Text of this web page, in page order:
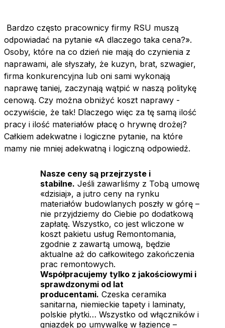
Bardzo często pracownicy firmy RSU muszą
odpowiadać na pytanie «A dlaczego taka cena?».
Osoby, które na co dzień nie mają do czynienia z
naprawami, ale słyszały, że kuzyn, brat, szwagier,
firma konkurencyjna lub oni sami wykonają
naprawę taniej, zaczynają wątpić w naszą politykę
cenową. Czy można obniżyć koszt naprawy -
oczywiście, że tak! Dlaczego więc za tę samą ilość
pracy i ilość materiałów płacę o hrywnę drożej?
Całkiem adekwatne i logiczne pytanie, na które
mamy nie mniej adekwatną i logiczną odpowiedź.
Nasze ceny są przejrzyste i
stabilne. Jeśli zawarliśmy z Tobą umowę
«dzisiaj», a jutro ceny na rynku
materiałów budowlanych poszły w górę –
nie przyjdziemy do Ciebie po dodatkową
zapłatę. Wszystko, co jest wliczone w
koszt pakietu usług Remontomania,
zgodnie z zawartą umową, będzie
aktualne aż do całkowitego zakończenia
prac remontowych.
Współpracujemy tylko z jakościowymi i
sprawdzonymi od lat
producentami. Czeska ceramika
sanitarna, niemieckie tapety i laminaty,
polskie płytki… Wszystko od włączników i
gniazdek po umywalkę w łazience –